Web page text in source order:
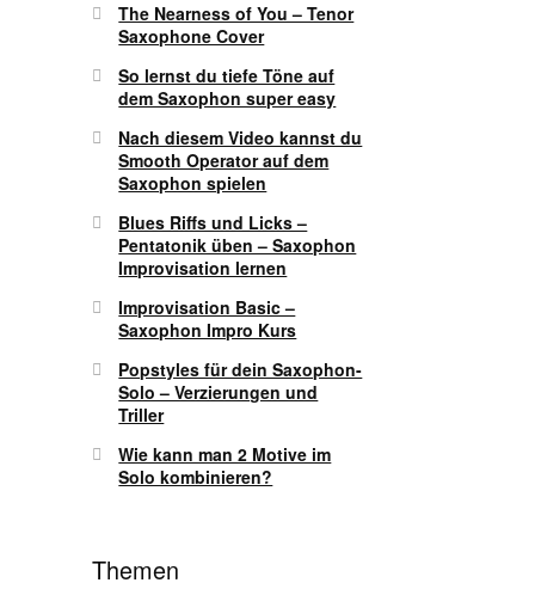
The Nearness of You – Tenor
Saxophone Cover
So lernst du tiefe Töne auf
dem Saxophon super easy
Nach diesem Video kannst du
Smooth Operator auf dem
Saxophon spielen
Blues Riffs und Licks –
Pentatonik üben – Saxophon
Improvisation lernen
Improvisation Basic –
Saxophon Impro Kurs
Popstyles für dein Saxophon-
Solo – Verzierungen und
Triller
Wie kann man 2 Motive im
Solo kombinieren?
Themen